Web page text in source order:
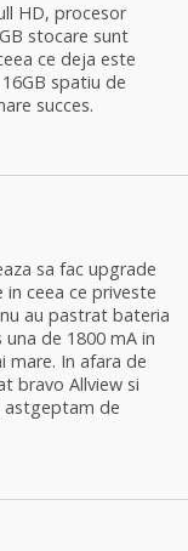
HD, procesor
stocare sunt
ce deja este
spatiu de
succes.
sa fac upgrade
in ceea ce priveste
au pastrat bateria
de 1800 mA in
mare. In afara de
bravo Allview si
astgeptam de